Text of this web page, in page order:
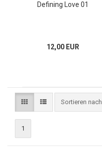
Defining Love 01
12,00 EUR
Sortieren nach
1